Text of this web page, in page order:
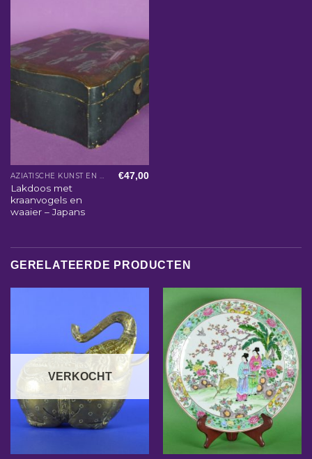
AZIATISCHE KUNST EN WOONACCESSOIRES
Lakdoos met
kraanvogels en
waaier – Japans
€47,00
GERELATEERDE PRODUCTEN
VERKOCHT